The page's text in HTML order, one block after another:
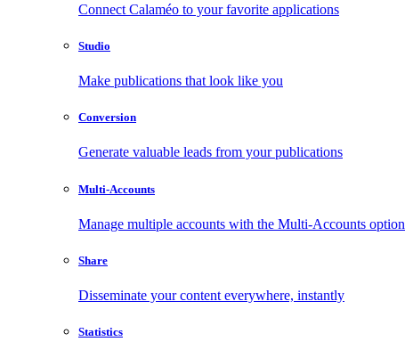
Connect Calaméo to your favorite applications
Studio
Make publications that look like you
Conversion
Generate valuable leads from your publications
Multi-Accounts
Manage multiple accounts with the Multi-Accounts option
Share
Disseminate your content everywhere, instantly
Statistics